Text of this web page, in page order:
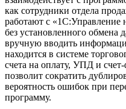
как сотрудники отдела
работают с «1С:Управление
без установленного обмена
вручную вводить
находится в системе
счета на оплату, УПД и
позволит сократить
вероятность ошибок при
программу.